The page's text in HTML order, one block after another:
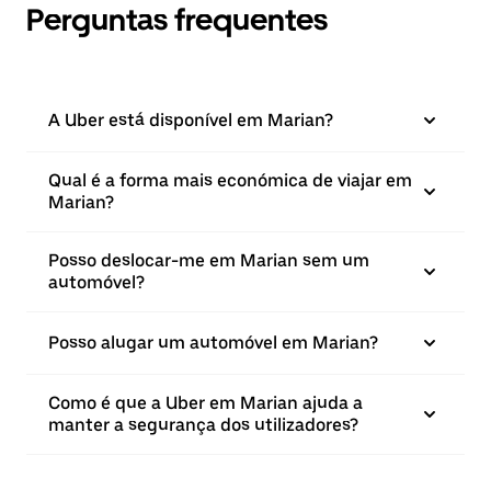
Perguntas frequentes
A Uber está disponível em Marian?
Qual é a forma mais económica de viajar em
Marian?
Posso deslocar-me em Marian sem um
automóvel?
Posso alugar um automóvel em Marian?
Como é que a Uber em Marian ajuda a
manter a segurança dos utilizadores?